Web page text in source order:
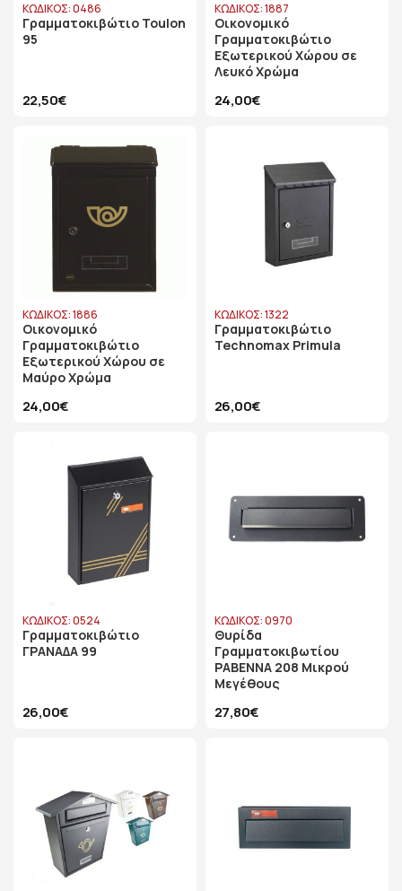
ΚΩΔΙΚΟΣ: 0486
Γραμματοκιβώτιο Toulon
95
22,50€
ΚΩΔΙΚΟΣ: 1887
Οικονομικό
Γραμματοκιβώτιο
Εξωτερικού Χώρου σε
Λευκό Χρώμα
24,00€
ΚΩΔΙΚΟΣ: 1886
Οικονομικό
Γραμματοκιβώτιο
Εξωτερικού Χώρου σε
Μαύρο Χρώμα
24,00€
ΚΩΔΙΚΟΣ: 1322
Γραμματοκιβώτιο
Technomax Primula
26,00€
ΚΩΔΙΚΟΣ: 0524
Γραμματοκιβώτιο
ΓΡΑΝΑΔΑ 99
26,00€
ΚΩΔΙΚΟΣ: 0970
Θυρίδα
Γραμματοκιβωτίου
ΡΑΒΕΝΝΑ 208 Μικρού
Μεγέθους
27,80€